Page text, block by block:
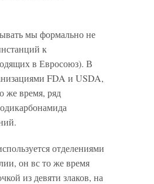
мы формально не
к
в Евросоюз). В
FDA и USDA,
же время, ряд
отделениями
он вс то же время
из девяти злаков, на